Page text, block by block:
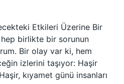
Etkileri Üzerine Bir
hep birlikte bir sorunun
Bir olay var ki, hem
izlerini taşıyor: Haşir
kıyamet günü insanları